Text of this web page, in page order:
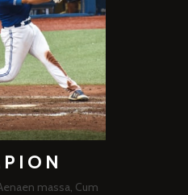
massa, Cum